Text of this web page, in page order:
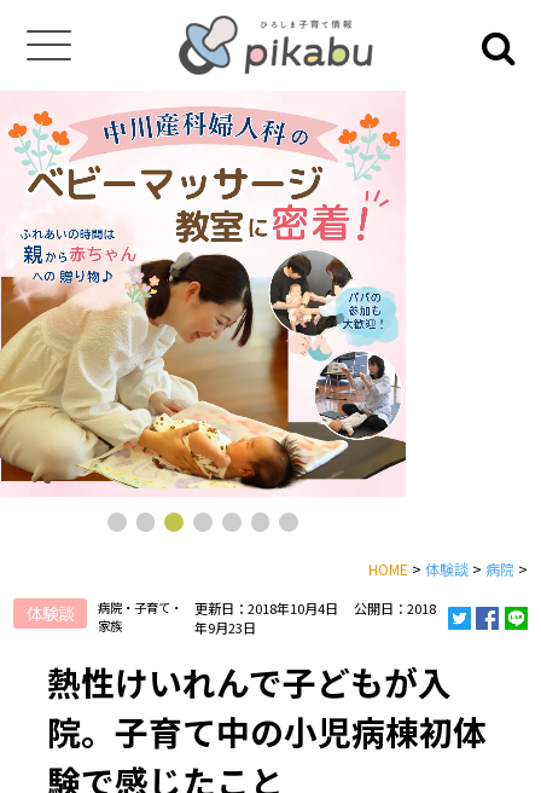
HOME > 体験談> 病院 >
体験談
病院・子育て・
家族
更新日：2018年10月4日
公開日：2018
年9月23日
熱性けいれんで子どもが入
院。子育て中の小児病棟初体
験で感じたこと